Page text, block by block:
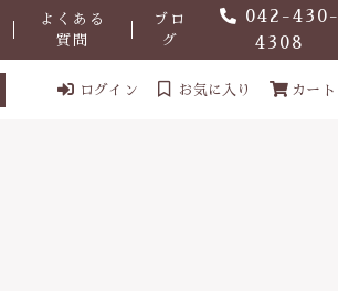
よくある
質問
ブロ
グ
042-430-
4308
ログイン お気に入り カート